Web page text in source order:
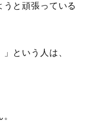
と頑張っている
という人は、